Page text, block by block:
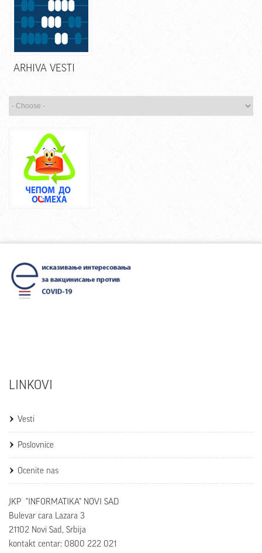
ARHIVA VESTI
LINKOVI
Vesti
Poslovnice
Ocenite nas
JKP "INFORMATIKA" NOVI SAD
Bulevar cara Lazara 3
21102 Novi Sad, Srbija
kontakt centar: 0800 222 021